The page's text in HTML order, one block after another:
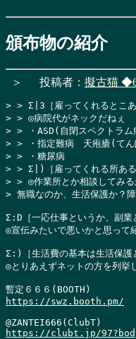
頒布物の紹介
＞ 投稿者： 擬古猫
> > Σ|3［雇ってくれるとこ
> > ◎病院代がネックだねぇ
> > ・ASD(自閉スペクトラム
> > ・指定難病　天疱瘡(てん
> > ・糖尿病
> > Σ|)［雇ってくれる所ある
> > ◎作業所とか相談してみる
> 無職なのか、生活保護か？
Σ:D［一応仕事というか、副業
◎宣伝みたいで悪いかと思って
Σ:)［生活費の基本は生活保護
◎とりあえずネットの方を列挙
https://swz.booth.pm/
https://clubt.jp/